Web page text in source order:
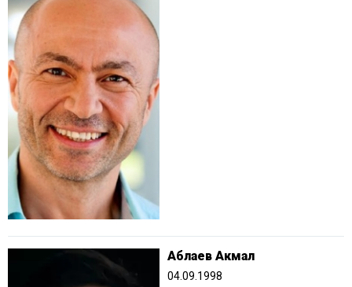
Аблаев Акмал
04.09.1998